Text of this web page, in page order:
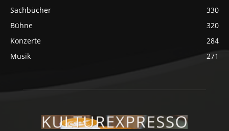
Sachbücher
330
Bühne
320
Konzerte
284
Musik
271